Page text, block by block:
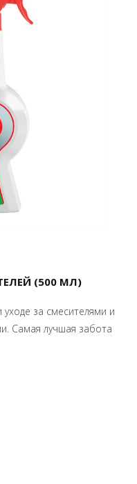
(500 МЛ)
за смесителями и
Самая лучшая забота